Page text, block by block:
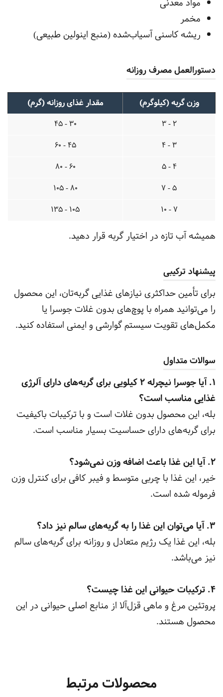
مواد معدنی
مخمر
ریشه کاسنی آسیاب‌شده (منبع اینولین طبیعی)
دستورالعمل مصرف روزانه
وزن گربه (کیلوگرم) مقدار غذای روزانه (گرم)
2 - 3
30 - 45
3 - 4
45 - 60
4 - 5
60 - 80
5 - 7
80 - 105
7 - 10
105 - 135
همیشه آب تازه در اختیار گربه قرار دهید.
پیشنهاد ترکیبی
برای تأمین حداکثری نیازهای غذایی گربه‌تان، این محصول
را می‌توانید همراه با پوچ‌های بدون غلات جوسرا یا
مکمل‌های تقویت سیستم گوارشی و ایمنی استفاده کنید.
سوالات متداول
1. آیا جوسرا نیچرله ۲ کیلویی برای گربه‌های دارای آلرژی
غذایی مناسب است؟
بله، این محصول بدون غلات است و با ترکیبات باکیفیت
برای گربه‌های دارای حساسیت بسیار مناسب است.
2. آیا این غذا باعث اضافه وزن نمی‌شود؟
خیر، این غذا با چربی متوسط و فیبر کافی برای کنترل وزن
فرموله شده است.
3. آیا می‌توان این غذا را به گربه‌های سالم نیز داد؟
بله، این غذا یک رژیم متعادل و روزانه برای گربه‌های سالم
نیز می‌باشد.
4. ترکیبات حیوانی این غذا چیست؟
پروتئین مرغ و ماهی قزل‌آلا از منابع اصلی حیوانی در این
محصول هستند.
محصولات مرتبط